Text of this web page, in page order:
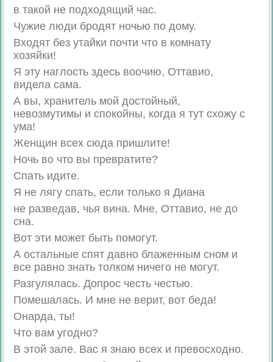
в такой не подходящий час.
Чужие люди бродят ночью по дому.
Входят без утайки почти что в комнату
хозяйки!
Я эту наглость здесь воочию, Оттавио,
видела сама.
А вы, хранитель мой достойный,
невозмутимы и спокойны, когда я тут схожу с
ума!
Женщин всех сюда пришлите!
Ночь во что вы превратите?
Спать идите.
Я не лягу спать, если только я Диана
не разведав, чья вина. Мне, Оттавио, не до
сна.
Вот эти может быть помогут.
А остальные спят давно блаженным сном и
все равно знать толком ничего не могут.
Разгулялась. Допрос честь честью.
Помешалась. И мне не верит, вот беда!
Онарда, ты!
Что вам угодно?
В этой зале. Вас я знаю всех и превосходно.